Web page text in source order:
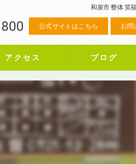
和泉市 整体 笑
公式サイトはこちら お問
アクセス ブログ